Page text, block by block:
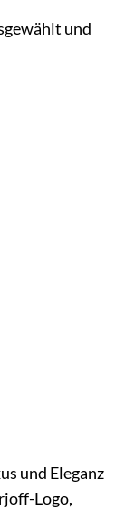
und
und Eleganz
Logo,